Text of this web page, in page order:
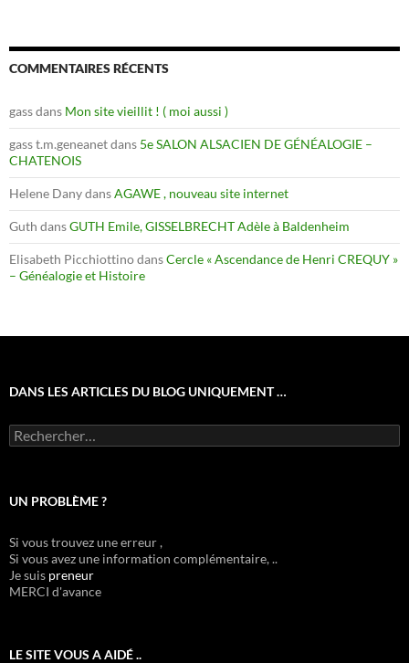
COMMENTAIRES RÉCENTS
gassdans Mon site vieillit ! ( moi aussi )
gass t.m.geneanetdans 5e SALON ALSACIEN DE GÉNÉALOGIE –
CHATENOIS
Helene DanydansAGAWE , nouveau site internet
Guth dansGUTH Emile, GISSELBRECHT Adèle à Baldenheim
Elisabeth PicchiottinodansCercle « Ascendance de Henri CREQUY »
– Généalogie et Histoire
DANS LES ARTICLES DU BLOG UNIQUEMENT …
Rechercher :
UN PROBLÈME ?
Si vous trouvez une erreur ,
Si vous avez une information complémentaire, ..
Je suis preneur
MERCI d'avance
LE SITE VOUS A AIDÉ ..